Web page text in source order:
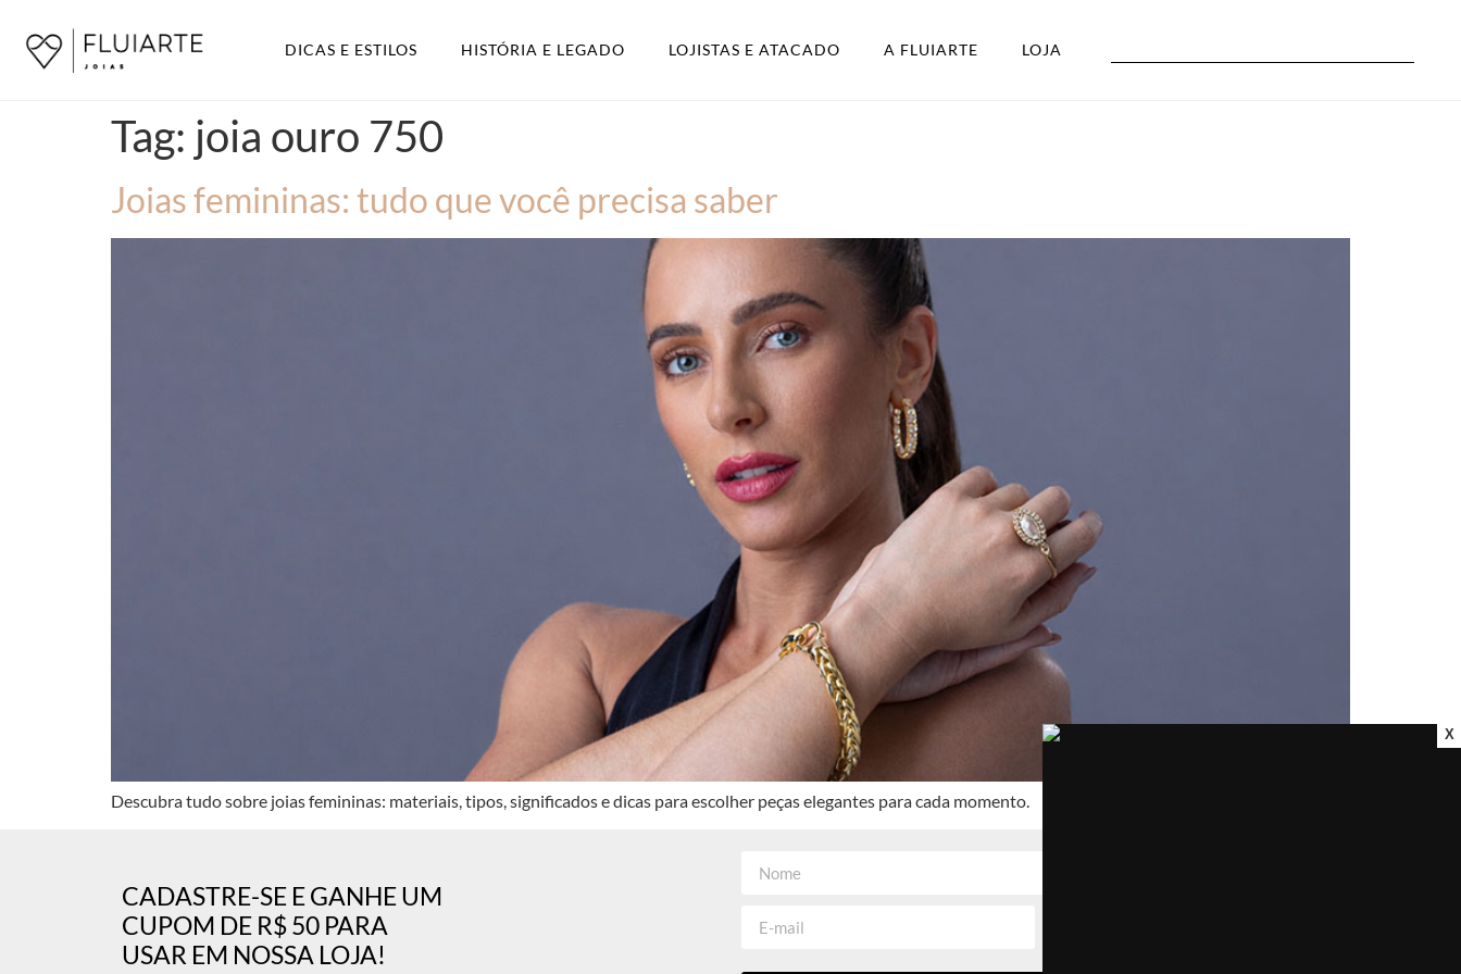
DICAS E ESTILOS HISTÓRIA E LEGADO LOJISTAS E ATACADO A FLUIARTE LOJA
Tag: joia ouro 750
Joias femininas: tudo que você precisa saber
Descubra tudo sobre joias femininas: materiais, tipos, significados e dicas para escolher peças elegantes para cada momento.
CADASTRE-SE E GANHE UM
CUPOM DE R$ 50 PARA
USAR EM NOSSA LOJA!
X